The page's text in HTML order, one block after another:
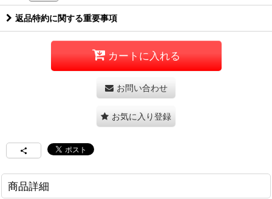
返品特約に関する重要事項
カートに入れる
お問い合わせ
お気に入り登録
商品詳細